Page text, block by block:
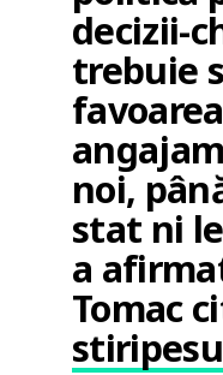
decizii-
trebuie
noi,
stat ni
a
Tomac